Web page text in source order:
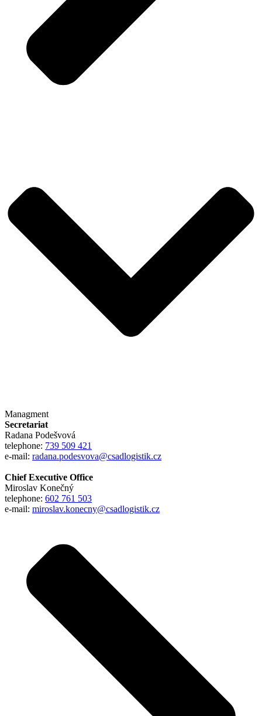
Managment
Secretariat
Radana Podešvová
telephone: 739 509 421
e-mail: radana.podesvova@csadlogistik.cz
Chief Executive Office
Miroslav Konečný
telephone: 602 761 503
e-mail: miroslav.konecny@csadlogistik.cz